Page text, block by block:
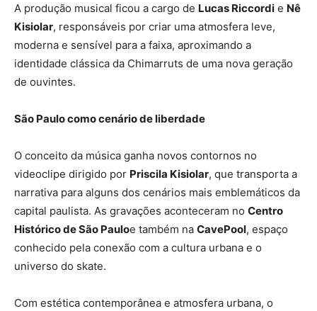
A produção musical ficou a cargo de Lucas Riccordi e Nê
Kisiolar, responsáveis por criar uma atmosfera leve,
moderna e sensível para a faixa, aproximando a
identidade clássica da Chimarruts de uma nova geração
de ouvintes.
São Paulo como cenário de liberdade
O conceito da música ganha novos contornos no
videoclipe dirigido por Priscila Kisiolar, que transporta a
narrativa para alguns dos cenários mais emblemáticos da
capital paulista. As gravações aconteceram no Centro
Histórico de São Pauloe também na CavePool, espaço
conhecido pela conexão com a cultura urbana e o
universo do skate.
Com estética contemporânea e atmosfera urbana, o